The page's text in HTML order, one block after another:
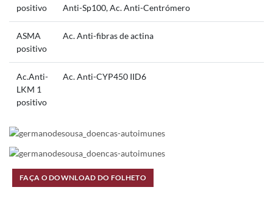
positivo
Anti-Sp100, Ac. Anti-Centrómero
ASMA
positivo
Ac. Anti-fibras de actina
Ac.Anti-
LKM 1
positivo
Ac. Anti-CYP450 IID6
FAÇA O DOWNLOAD DO FOLHETO